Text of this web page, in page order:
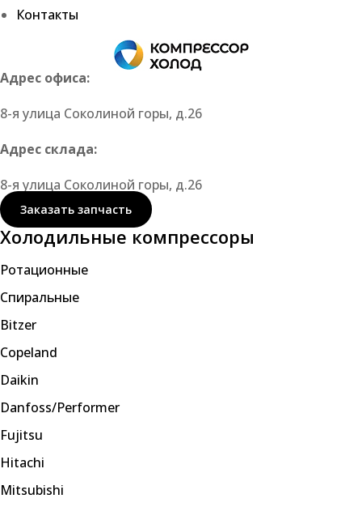
Контакты
Адрес офиса:
8-я улица Соколиной горы, д.26
Адрес склада:
8-я улица Соколиной горы, д.26
Заказать запчасть
Холодильные компрессоры
Ротационные
Спиральные
Bitzer
Copeland
Daikin
Danfoss/Performer
Fujitsu
Hitachi
Mitsubishi